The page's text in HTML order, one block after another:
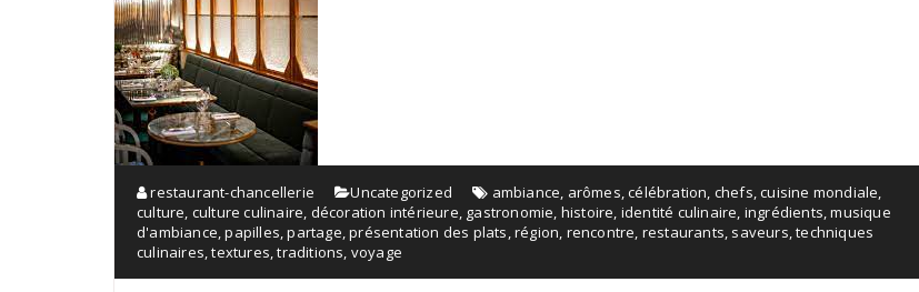
restaurant-chancellerie Uncategorized ambiance, arômes,célébration, chefs,cuisine mondiale,
culture, culture culinaire, décoration intérieure, gastronomie, histoire, identité culinaire, ingrédients,musique
d'ambiance,papilles,partage,présentation des plats,région, rencontre, restaurants, saveurs,techniques
culinaires,textures,traditions, voyage